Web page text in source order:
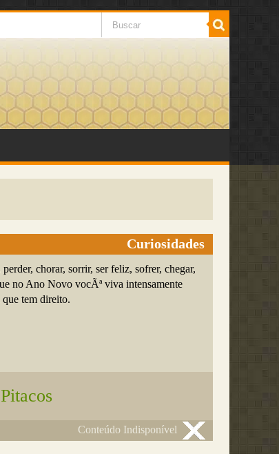
Curiosidades
chorar, sorrir, ser feliz, sofrer, chegar,
no Ano Novo vocÃª viva intensamente
tem direito.
Conteúdo Indisponível